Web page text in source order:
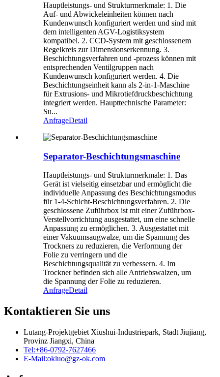
Hauptleistungs- und Strukturmerkmale: 1. Die
Auf- und Abwickeleinheiten können nach
Kundenwunsch konfiguriert werden und sind mit
dem intelligenten AGV-Logistiksystem
kompatibel. 2. CCD-System mit geschlossenem
Regelkreis zur Dimensionserkennung. 3.
Beschichtungsverfahren und -prozess können mit
entsprechenden Ventilgruppen nach
Kundenwunsch konfiguriert werden. 4. Die
Beschichtungseinheit kann als 2-in-1-Maschine
für Extrusions- und Mikrotiefdruckbeschichtung
integriert werden. Haupttechnische Parameter:
Su...
AnfrageDetail
Separator-Beschichtungsmaschine
Hauptleistungs- und Strukturmerkmale: 1. Das
Gerät ist vielseitig einsetzbar und ermöglicht die
individuelle Anpassung des Beschichtungsmodus
für 1-4-Schicht-Beschichtungsverfahren. 2. Die
geschlossene Zuführbox ist mit einer Zuführbox-
Verstellvorrichtung ausgestattet, um eine schnelle
Anpassung zu ermöglichen. 3. Ausgestattet mit
einer Vakuumsaugwalze, um die Spannung des
Trockners zu reduzieren, die Verformung der
Folie zu verringern und die
Beschichtungsqualität zu verbessern. 4. Im
Trockner befinden sich alle Antriebswalzen, um
die Spannung der Folie zu reduzieren.
AnfrageDetail
Kontaktieren Sie uns
Lutang-Projektgebiet Xiushui-Industriepark, Stadt Jiujiang,
Provinz Jiangxi, China
Tel:+86-0792-7627466
E-Mail:okluo@gz-ok.com